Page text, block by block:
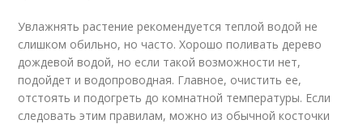
Увлажнять растение рекомендуется теплой водой не
слишком обильно, но часто. Хорошо поливать дерево
дождевой водой, но если такой возможности нет,
подойдет и водопроводная. Главное, очистить ее,
отстоять и подогреть до комнатной температуры. Если
следовать этим правилам, можно из обычной косточки